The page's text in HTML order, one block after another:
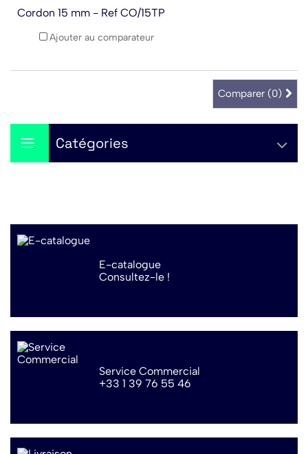
Cordon 15 mm - Ref CO/15TP
Ajouter au comparateur
Comparer (0)
Catégories
E-catalogue
Consultez-le !
Service Commercial
+33 1 39 76 55 46